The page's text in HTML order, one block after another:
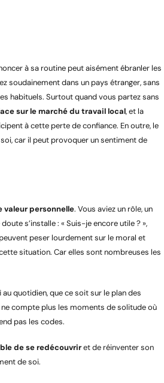
à sa routine peut aisément ébranler les
soudainement dans un pays étranger, sans
habituels. Surtout quand vous partez sans
sur le marché du travail local, et la
à cette perte de confiance. En outre, le
car il peut provoquer un sentiment de
valeur personnelle. Vous aviez un rôle, un
s’installe : « Suis-je encore utile ? »,
peser lourdement sur le moral et
situation. Car elles sont nombreuses les
quotidien, que ce soit sur le plan des
compte plus les moments de solitude où
pas les codes.
de se redécouvriret de réinventer son
de soi.